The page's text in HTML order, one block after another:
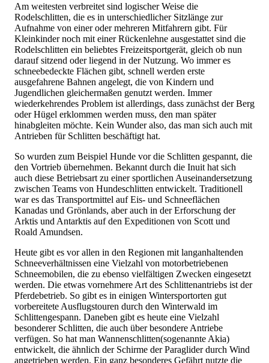
Am weitesten verbreitet sind logischer Weise die
Rodelschlitten, die es in unterschiedlicher Sitzlänge zur
Aufnahme von einer oder mehreren Mitfahrern gibt. Für
Kleinkinder noch mit einer Rückenlehne ausgestattet sind die
Rodelschlitten ein beliebtes Freizeitsportgerät, gleich ob nun
darauf sitzend oder liegend in der Nutzung. Wo immer es
schneebedeckte Flächen gibt, schnell werden erste
ausgefahrene Bahnen angelegt, die von Kindern und
Jugendlichen gleichermaßen genutzt werden. Immer
wiederkehrendes Problem ist allerdings, dass zunächst der Berg
oder Hügel erklommen werden muss, den man später
hinabgleiten möchte. Kein Wunder also, das man sich auch mit
Antrieben für Schlitten beschäftigt hat.
So wurden zum Beispiel Hunde vor die Schlitten gespannt, die
den Vortrieb übernehmen. Bekannt durch die Inuit hat sich
auch diese Betriebsart zu einer sportlichen Auseinandersetzung
zwischen Teams von Hundeschlitten entwickelt. Traditionell
war es das Transportmittel auf Eis- und Schneeflächen
Kanadas und Grönlands, aber auch in der Erforschung der
Arktis und Antarktis auf den Expeditionen von Scott und
Roald Amundsen.
Heute gibt es vor allen in den Regionen mit langanhaltenden
Schneeverhältnissen eine Vielzahl von motorbetriebenen
Schneemobilen, die zu ebenso vielfältigen Zwecken eingesetzt
werden. Die etwas vornehmere Art des Schlittenantriebs ist der
Pferdebetrieb. So gibt es in einigen Wintersportorten gut
vorbereitete Ausflugstouren durch den Winterwald im
Schlittengespann. Daneben gibt es heute eine Vielzahl
besonderer Schlitten, die auch über besondere Antriebe
verfügen. So hat man Wannenschlitten(sogenannte Akia)
entwickelt, die ähnlich der Schirme der Paraglider durch Wind
angetrieben werden. Ein ganz besonderes Gefährt nutzte die